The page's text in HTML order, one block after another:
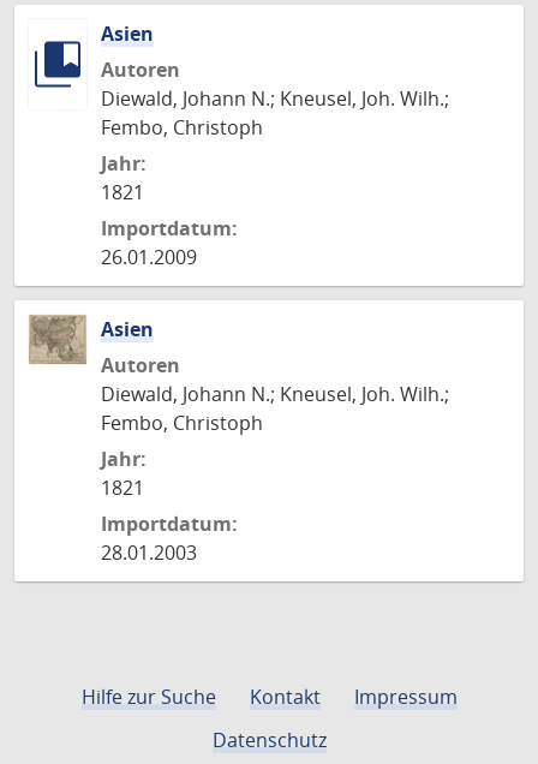
Asien
Autoren
Diewald, Johann N.; Kneusel, Joh. Wilh.;
Fembo, Christoph
Jahr:
1821
Importdatum:
26.01.2009
Asien
Autoren
Diewald, Johann N.; Kneusel, Joh. Wilh.;
Fembo, Christoph
Jahr:
1821
Importdatum:
28.01.2003
Hilfe zur Suche Kontakt
Impressum
Datenschutz